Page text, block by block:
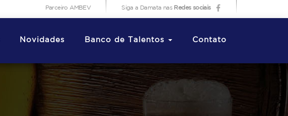
Parceiro AMBEV Siga a Damata nas Redes sociais
Novidades Banco de Talentos Contato